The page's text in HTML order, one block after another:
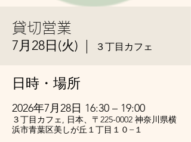
貸切営業
7月28日(火) ３丁目カフェ
日時・場所
2026年7月28日 16:30 – 19:00
３丁目カフェ, 日本、〒225-0002 神奈川県横
浜市青葉区美しが丘１丁目１０−１